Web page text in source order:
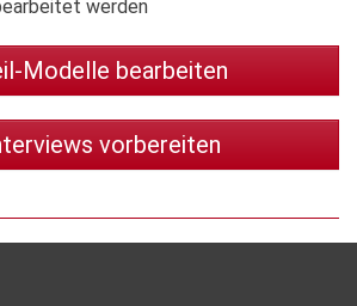
werden
Modelle bearbeiten
vorbereiten